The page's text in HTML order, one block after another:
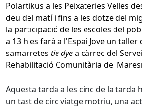
Polartikus a les Peixateries Velles
deu del matí i fins a les dotze del
la participació de les escoles del
a 13 h es farà a l'Espai Jove un taller
samarretes tie dyea càrrec del
Rehabilitació Comunitària del
Aquesta tarda a les cinc de la tarda
un tast de circ viatge motriu, una